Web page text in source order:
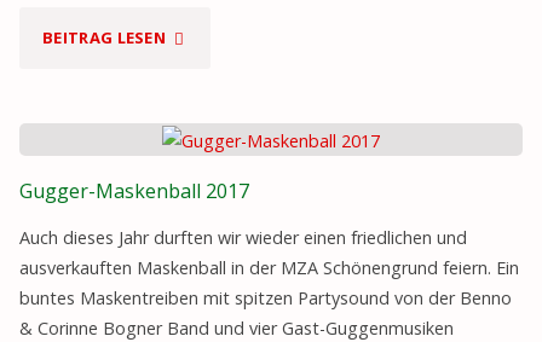
BEITRAG LESEN "USLOMPETE
Gugger-Maskenball 2017
Auch dieses Jahr durften wir wieder einen friedlichen und
ausverkauften Maskenball in der MZA Schönengrund feiern. Ein
buntes Maskentreiben mit spitzen Partysound von der Benno
& Corinne Bogner Band und vier Gast-Guggenmusiken